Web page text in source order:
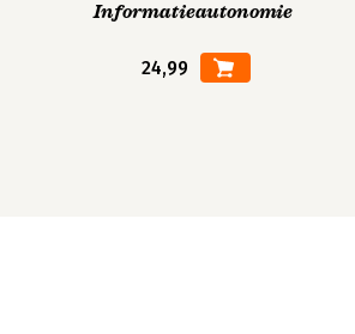
Informatieautonomie
24,99